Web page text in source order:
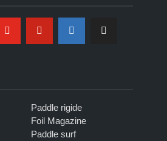
Paddle rigide
Foil Magazine
Paddle surf